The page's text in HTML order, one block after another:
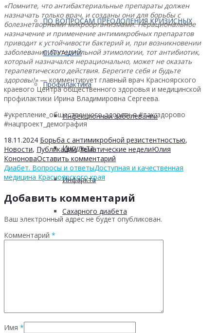
ПО ВОПРОСАМ ПРЕОДОЛЕНИЯ КРИЗИСНЫХ
СИТУАЦИЙ
Профилактика
Инфекционных заболеваний
Инсульта
Инфаркта
Сахарного диабета
Рака
«Помните, что антибактериальные препараты должен
назначать только врач, и созданы они для борьбы с
болезнетворными микроорганизмами. Нерациональное
назначение и применение антимикробных препаратов
приводит к устойчивости бактерий и, при возникновении
заболевания бактериальной этимологии, тот антибиотик,
который назначался нерационально, может не оказать
терапевтического действия. Берегите себя и будьте
здоровы!»— комментирует главный врач Красноярского
краевого Центра общественного здоровья и медицинской
профилактики Ирина Владимировна Сергеева.
#укрепление_общественного_здоровья #так_здорово
#нацпроект_демография
18.11.2024 Борьба с антимикробной резистентностью,
Новости, Публикации,тематические неделиЮлия
КононоваОставить комментарий
Диабет. Вопросы и ответыДоступная и качественная
медицина Красноярского края
Добавить комментарий
Ваш электронный адрес не будет опубликован.
Комментарий *
Имя *